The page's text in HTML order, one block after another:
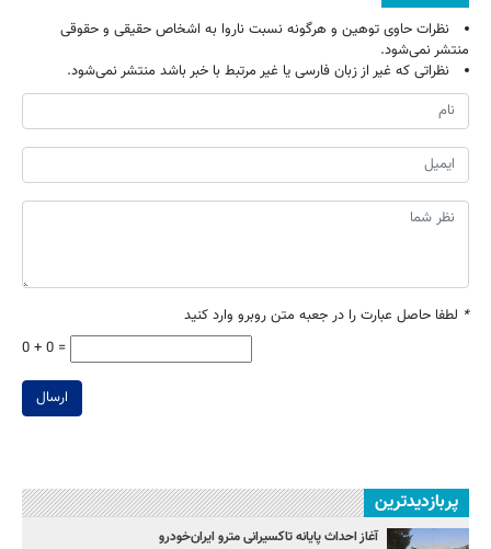
نظرات حاوی توهین و هرگونه نسبت ناروا به اشخاص حقیقی و حقوقی
منتشر نمی‌شود.
نظراتی که غیر از زبان فارسی یا غیر مرتبط با خبر باشد منتشر نمی‌شود.
* لطفا حاصل عبارت را در جعبه متن روبرو وارد کنید
0 + 0 =
ارسال
پربازدیدترین
آغاز احداث پایانه تاکسیرانی مترو ایران‌خودرو